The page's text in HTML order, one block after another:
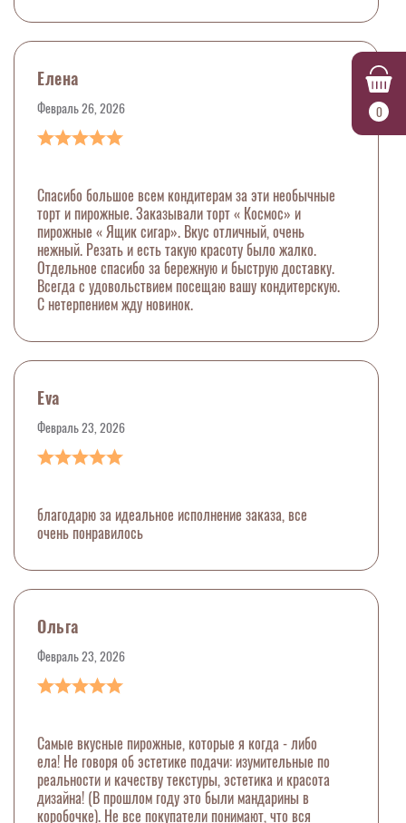
0
Елена
Февраль 26, 2026
Спасибо большое всем кондитерам за эти необычные
торт и пирожные. Заказывали торт « Космос» и
пирожные « Ящик сигар». Вкус отличный, очень
нежный. Резать и есть такую красоту было жалко.
Отдельное спасибо за бережную и быструю доставку.
Всегда с удовольствием посещаю вашу кондитерскую.
С нетерпением жду новинок.
Eva
Февраль 23, 2026
благодарю за идеальное исполнение заказа, все
очень понравилось
Ольга
Февраль 23, 2026
Самые вкусные пирожные, которые я когда - либо
ела! Не говоря об эстетике подачи: изумительные по
реальности и качеству текстуры, эстетика и красота
дизайна! (В прошлом году это были мандарины в
коробочке). Не все покупатели понимают, что вся